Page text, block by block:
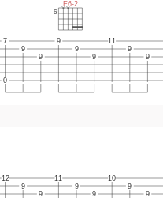
7
0
9
9
9
9
9
11
9
9
6
E6-2
12
9
9
11
9
9
10
9
9